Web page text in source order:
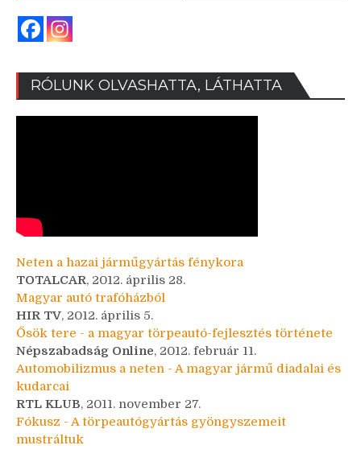
RÓLUNK OLVASHATTA, LÁTHATTA
Neten a hazai járműgyártás fénykora
TOTALCAR, 2012. április 28.
Magyar autó trafóházból
HIR TV, 2012. április 5.
Ősök tere - a magyar törpeautó-fejlesztés története
Népszabadság Online, 2012. február 11.
Automobilizmus a neten - A magyar jármű diadalai és
kudarcai
RTL KLUB, 2011. november 27.
Fókusz - A törpeautógyártás gyöngyszemeit
mustráltuk